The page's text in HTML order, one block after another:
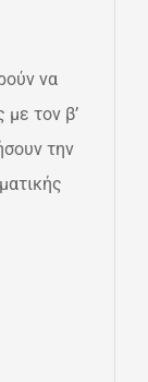
να
τον β’
την